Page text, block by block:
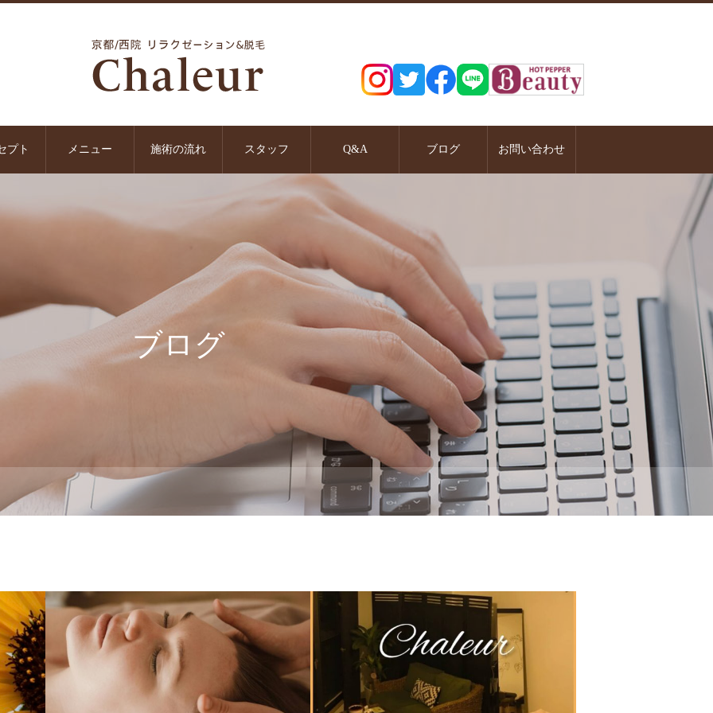
プト メニュー 施術の流れ スタッフ Q&A ブログ お問い合わせ
ブログ